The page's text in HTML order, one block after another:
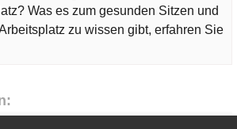
Was es zum gesunden Sitzen und
zu wissen gibt, erfahren Sie